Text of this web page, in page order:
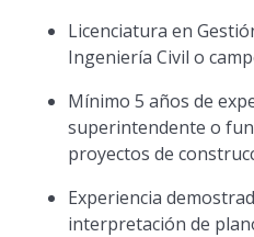
Licenciatura en
Ingeniería Civil o
Mínimo 5 años de
superintendente o
proyectos de
Experiencia
interpretación de